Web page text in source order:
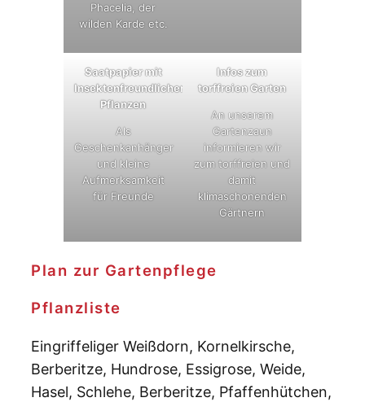
Phacelia, der
wilden Karde etc.
Saatpapier mit
Insektenfreundlichem
Pflanzen
Als
Geschenkanhänger
und kleine
Aufmerksamkeit
für Freunde
Infos zum
torffreien Garten
An unserem
Gartenzaun
informieren wir
zum torffreien und
damit
klimaschonenden
Gärtnern
Plan zur Gartenpflege
Pflanzliste
Eingriffeliger Weißdorn, Kornelkirsche,
Berberitze, Hundrose, Essigrose, Weide,
Hasel, Schlehe, Berberitze, Pfaffenhütchen,